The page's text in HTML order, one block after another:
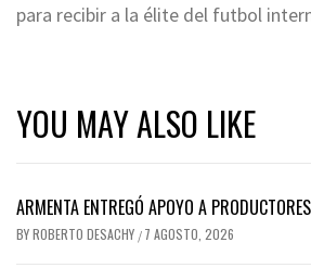
para recibir a la élite del futbol
YOU MAY ALSO LIKE
ARMENTA ENTREGÓ APOYO A
BYROBERTO DESACHY / 7 AGOSTO, 2026